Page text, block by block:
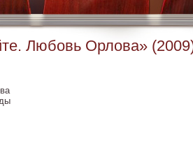
Любовь Орлова»